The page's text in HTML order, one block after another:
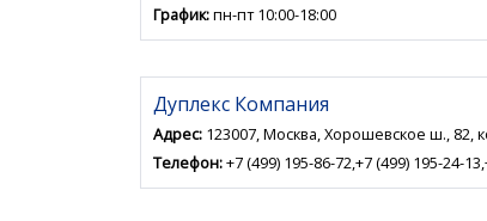
График:пн-пт 10:00-18:00
Дуплекс Компания
Адрес: 123007, Москва, Хорошевское ш., 82,
Телефон:+7 (499) 195-86-72,+7 (499) 195-24-